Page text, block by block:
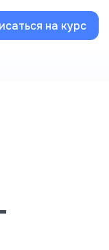
на курс